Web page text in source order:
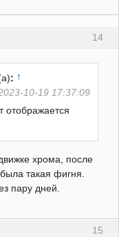
14
: ↑
10-19 17:37:09
отображается
хрома, после
такая фигня.
пару дней.
15